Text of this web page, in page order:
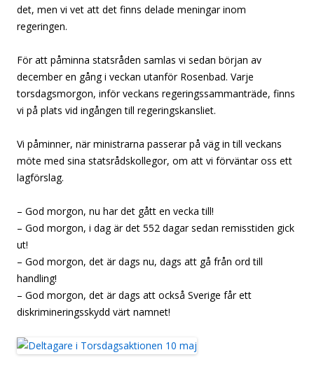
det, men vi vet att det finns delade meningar inom
regeringen.
För att påminna statsråden samlas vi sedan början av
december en gång i veckan utanför Rosenbad. Varje
torsdagsmorgon, inför veckans regeringssammanträde, finns
vi på plats vid ingången till regeringskansliet.
Vi påminner, när ministrarna passerar på väg in till veckans
möte med sina statsrådskollegor, om att vi förväntar oss ett
lagförslag.
– God morgon, nu har det gått en vecka till!
– God morgon, i dag är det 552 dagar sedan remisstiden gick
ut!
– God morgon, det är dags nu, dags att gå från ord till
handling!
– God morgon, det är dags att också Sverige får ett
diskrimineringsskydd värt namnet!